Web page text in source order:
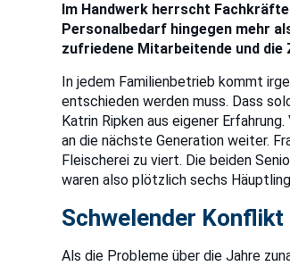
Im Handwerk herrscht
Personalbedarf hingegen mehr
zufriedene Mitarbeitende und die
In jedem Familienbetrieb kommt
entschieden werden muss. Dass
Katrin Ripken aus eigener
an die nächste Generation weiter.
Fleischerei zu viert. Die beiden
waren also plötzlich sechs
Schwelender Konflikt
Als die Probleme über die Jahre